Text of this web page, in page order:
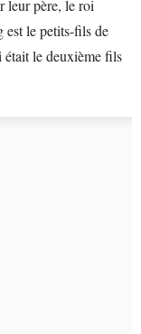
leur père, le roi
est le petits-fils de
le deuxième fils